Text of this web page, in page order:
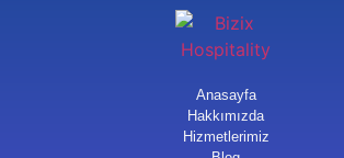
Anasayfa
Hakkımızda
Hizmetlerimiz